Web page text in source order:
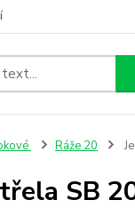
Ráže 20
SB